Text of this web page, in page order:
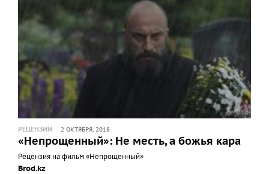
РЕЦЕНЗИИ 2 ОКТЯБРЯ, 2018
«Непрощенный»: Не месть, а божья кара
Рецензия на фильм «Непрощенный»
Brod.kz